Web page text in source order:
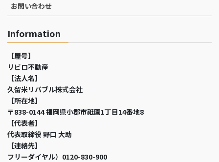
お問い合わせ
Information
【屋号】
リビロ不動産
【法人名】
久留米リバブル株式会社
【所在地】
〒838-0144 福岡県小郡市祇園1丁目14番地8
【代表者】
代表取締役 野口 大助
【連絡先】
フリーダイヤル）0120-830-900